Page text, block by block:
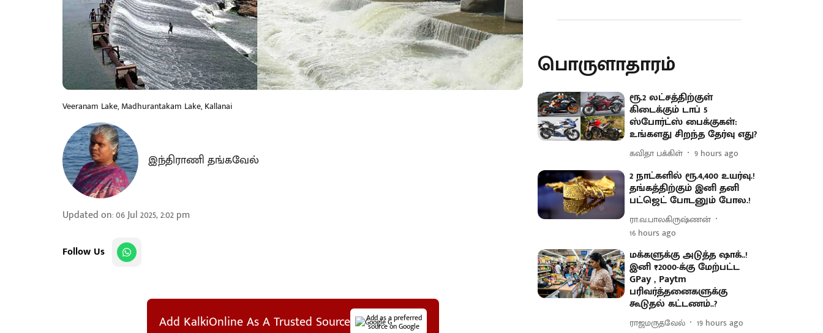
Veeranam Lake, Madhurantakam Lake, Kallanai
இந்திராணி தங்கவேல்
Updated on:06 Jul 2025, 2:02 pm
Follow Us
Add KalkiOnline As A Trusted Source Add as a preferred
source on Google
பொருளாதாரம்
ரூ.2 லட்சத்திற்குள்
கிடைக்கும் டாப் 5
ஸ்போர்ட்ஸ் பைக்குகள்:
உங்களது சிறந்த தேர்வு எது?
கவிதா பக்கிள் 9 hours ago
2 நாட்களில் ரூ.4,400 உயர்வு.!
தங்கத்திற்கும் இனி தனி
பட்ஜெட் போடனும் போல.!
ரா.வ.பாலகிருஷ்ணன்
16 hours ago
மக்களுக்கு அடுத்த ஷாக்..!
இனி ₹2000-க்கு மேற்பட்ட
GPay , Paytm
பரிவர்த்தனைகளுக்கு
கூடுதல் கட்டணம்..?
ராஜமருதவேல் 19 hours ago